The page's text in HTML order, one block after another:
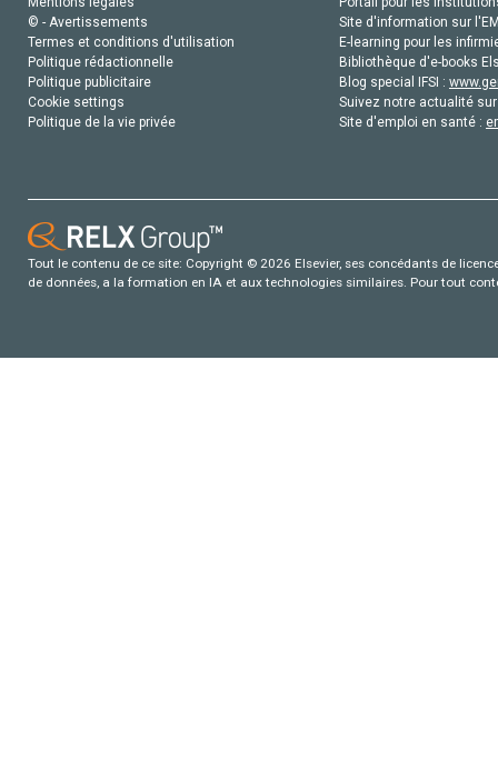
© - Avertissements
Termes et conditions d'utilisation
Politique rédactionnelle
Politique publicitaire
Cookie settings
Politique de la vie privée
Site d'information sur
E-learning pour les
Bibliothèque d'e-books
Blog special IFSI :
Suivez notre actualité
Site d'emploi en santé :
Tout le contenu de ce site: Copyright © 2026 Elsevier, ses concédants de
de données, a la formation en IA et aux technologies similaires. Pour tout